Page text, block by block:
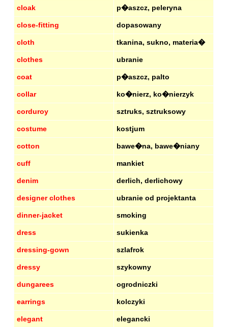
cloak p�aszcz, peleryna
close-fitting dopasowany
cloth tkanina, sukno, materia�
clothes ubranie
coat p�aszcz, palto
collar ko�nierz, ko�nierzyk
corduroy sztruks, sztruksowy
costume kostjum
cotton bawe�na, bawe�niany
cuff mankiet
denim derlich, derlichowy
designer clothes ubranie od projektanta
dinner-jacket smoking
dress sukienka
dressing-gown szlafrok
dressy szykowny
dungarees ogrodniczki
earrings kolczyki
elegant elegancki